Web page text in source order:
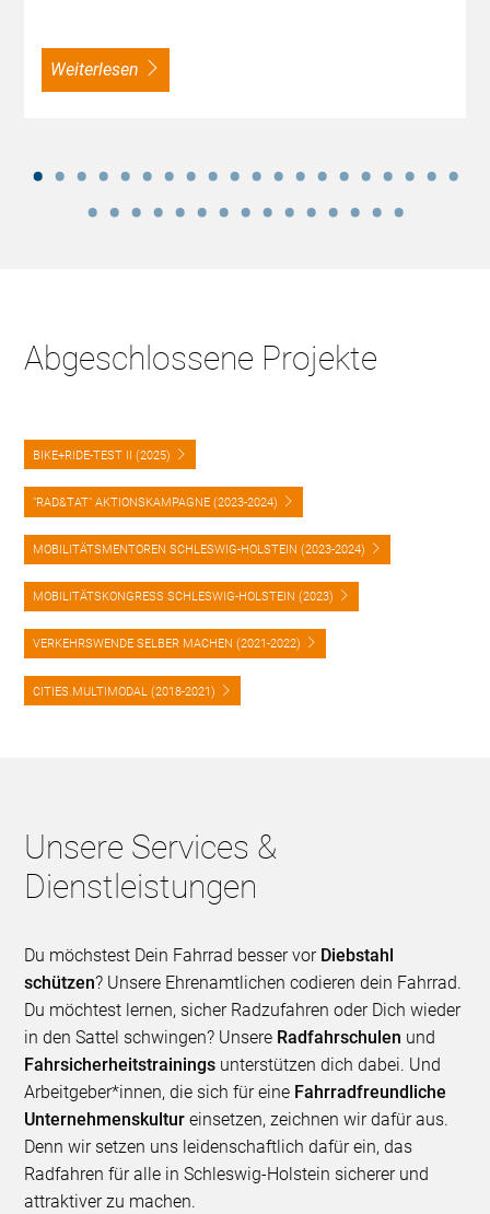
weiterlesen
Abgeschlossene Projekte
BIKE+RIDE-TEST II (2025)
"RAD&TAT" AKTIONSKAMPAGNE (2023-2024)
MOBILITÄTSMENTOREN SCHLESWIG-HOLSTEIN (2023-2024)
MOBILITÄTSKONGRESS SCHLESWIG-HOLSTEIN (2023)
VERKEHRSWENDE SELBER MACHEN (2021-2022)
CITIES.MULTIMODAL (2018-2021)
Unsere Services &
Dienstleistungen
Du möchstest Dein Fahrrad besser vor Diebstahl
schützen? Unsere Ehrenamtlichen codieren dein Fahrrad.
Du möchtest lernen, sicher Radzufahren oder Dich wieder
in den Sattel schwingen? Unsere Radfahrschulen und
Fahrsicherheitstrainings unterstützen dich dabei. Und
Arbeitgeber*innen, die sich für eine Fahrradfreundliche
Unternehmenskultur einsetzen, zeichnen wir dafür aus.
Denn wir setzen uns leidenschaftlich dafür ein, das
Radfahren für alle in Schleswig-Holstein sicherer und
attraktiver zu machen.